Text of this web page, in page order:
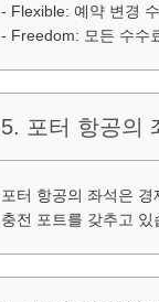
- Flexible: 예약 변경
- Freedom: 모든 수수
5. 포터 항공의
포터 항공의 좌석은
충전 포트를 갖추고 있